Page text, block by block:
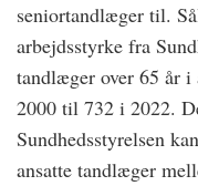
seniortandlæger til.
arbejdsstyrke fra
tandlæger over 65 år i
2000 til 732 i 2022.
Sundhedsstyrelsen
ansatte tandlæger